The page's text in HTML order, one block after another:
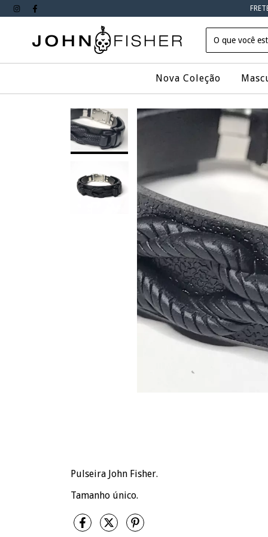
Nova Coleção
Pulseira John Fisher.
Tamanho único.